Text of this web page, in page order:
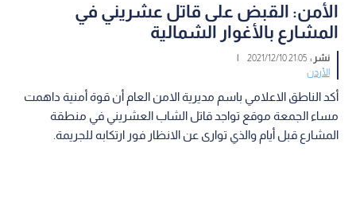
الأمن: القبض على قاتل عشريني في
المشارع بالأغوار الشمالية
نشر :21:05 2021/12/10
|
الأردن
أكد الناطق الاعلامي باسم مديرية الامن العام أن قوة أمنية داهمت
مساء الجمعة موقع تواجد قاتل الشاب العشريني في منطقة
المشارع قبل أيام والذي توارى عن الانظار فور ارتكابه للجريمة.